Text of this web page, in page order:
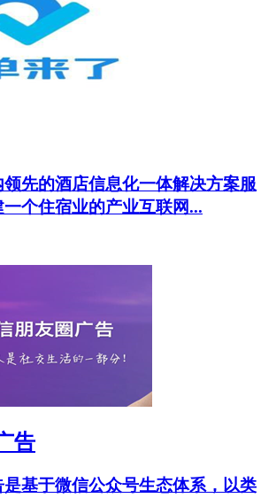
先的酒店信息化一体解决方案服
个住宿业的产业互联网...
告
基于微信公众号生态体系，以类